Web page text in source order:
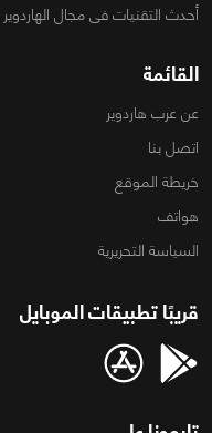
أحدث التقنيات فى مجال
القائمة
عن عرب هاردوير
اتصل بنا
خريطة الموقع
هواتف
السياسة التحريرية
قريبًا تطبيقات الموبايل